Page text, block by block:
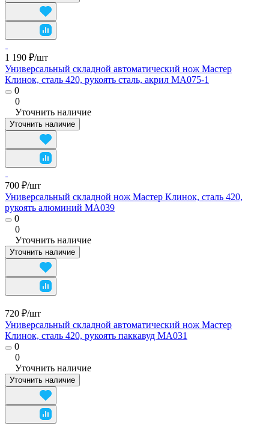
1 190 ₽/шт
Универсальный складной автоматический нож Мастер
Клинок, сталь 420, рукоять сталь, акрил MA075-1
0
0
Уточнить наличие
Уточнить наличие
700 ₽/шт
Универсальный складной нож Мастер Клинок, сталь 420,
рукоять алюминий MA039
0
0
Уточнить наличие
Уточнить наличие
720 ₽/шт
Универсальный складной автоматический нож Мастер
Клинок, сталь 420, рукоять паккавуд MA031
0
0
Уточнить наличие
Уточнить наличие